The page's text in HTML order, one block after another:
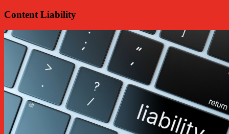
Content Liability